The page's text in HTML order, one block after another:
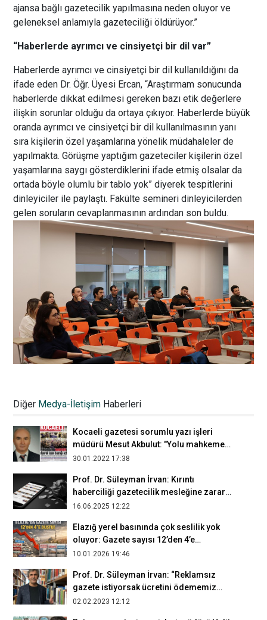
ajansa bağlı gazetecilik yapılmasına neden oluyor ve
geleneksel anlamıyla gazeteciliği öldürüyor.”
“Haberlerde ayrımcı ve cinsiyetçi bir dil var”
Haberlerde ayrımcı ve cinsiyetçi bir dil kullanıldığını da
ifade eden Dr. Öğr. Üyesi Ercan, “Araştırmam sonucunda
haberlerde dikkat edilmesi gereken bazı etik değerlere
ilişkin sorunlar olduğu da ortaya çıkıyor. Haberlerde büyük
oranda ayrımcı ve cinsiyetçi bir dil kullanılmasının yanı
sıra kişilerin özel yaşamlarına yönelik müdahaleler de
yapılmakta. Görüşme yaptığım gazeteciler kişilerin özel
yaşamlarına saygı gösterdiklerini ifade etmiş olsalar da
ortada böyle olumlu bir tablo yok” diyerek tespitlerini
dinleyiciler ile paylaştı. Fakülte semineri dinleyicilerden
gelen soruların cevaplanmasının ardından son buldu.
Diğer Medya-İletişim Haberleri
patronların iki dudağı arasında
24.12.2022 13:03
Kocaeli gazetesi sorumlu yazı işleri
müdürü Mesut Akbulut: "Yolu mahkemeye
düşmeyen gazeteci, gazeteci değildir"
30.01.2022 17:38
Prof. Dr. Süleyman İrvan: Kırıntı
haberciliği gazetecilik mesleğine zarar
veriyor
16.06.2025 12:22
Elazığ yerel basınında çok seslilik yok
oluyor: Gazete sayısı 12’den 4’e
düşürüldü
10.01.2026 19:46
Prof. Dr. Süleyman İrvan: “Reklamsız
gazete istiyorsak ücretini ödememiz
gerekir”
02.02.2023 12:12